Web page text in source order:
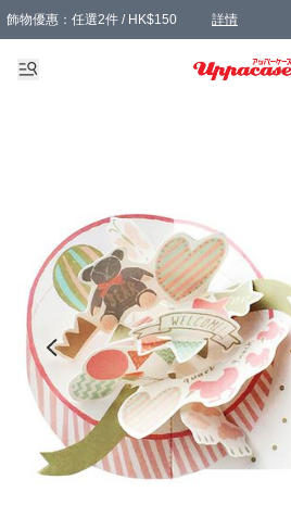
飾物優惠：任選2件 / HK$150 詳情
髮飾優惠：任選2件 / HK$100 詳情
精選襪子優惠：任選3對 / HK$115 詳情
滿額免運：本地訂單滿港幣350元可享免運費優惠